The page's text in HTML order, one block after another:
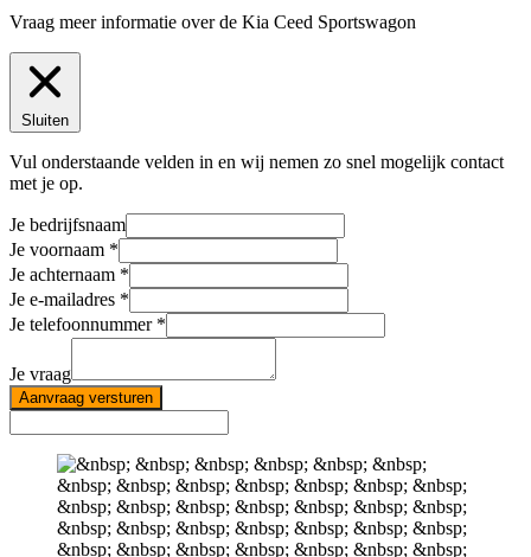
Vraag meer informatie over de Kia Ceed Sportswagon
Sluiten
Vul onderstaande velden in en wij nemen zo snel mogelijk contact
met je op.
Je bedrijfsnaam
Je voornaam
Je achternaam
Je e-mailadres
Je telefoonnummer
Je vraag
Aanvraag versturen